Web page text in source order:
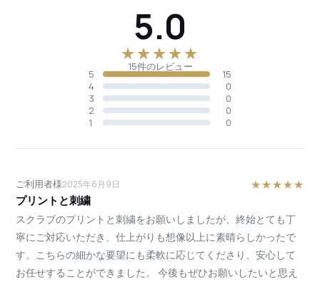
5.0
★★★★★
15件のレビュー
5
15
4
0
3
0
2
0
1
0
ご利用者様2025年6月9日 ★★★★★
プリントと刺繍
スクラブのプリントと刺繍をお願いしましたが、終始とても丁
寧にご対応いただき、仕上がりも想像以上に素晴らしかったで
す。こちらの細かな要望にも柔軟に応じてくださり、安心して
お任せすることができました。 今後もぜひお願いしたいと思え